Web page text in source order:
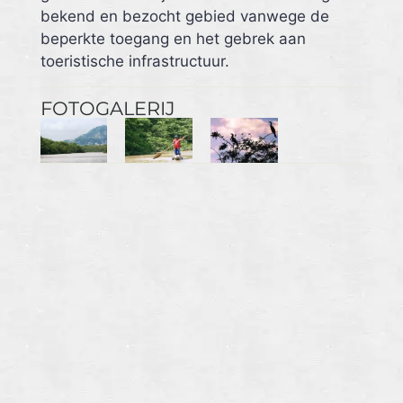
bekend en bezocht gebied vanwege de
beperkte toegang en het gebrek aan
toeristische infrastructuur.
FOTOGALERIJ